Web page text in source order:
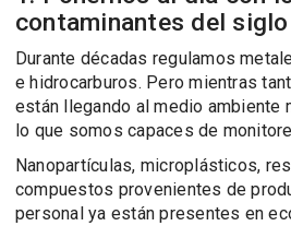
contaminantes del siglo
Durante décadas regulamos
e hidrocarburos. Pero mientras
están llegando al medio ambiente
lo que somos capaces de
Nanopartículas, microplásticos,
compuestos provenientes de
personal ya están presentes en